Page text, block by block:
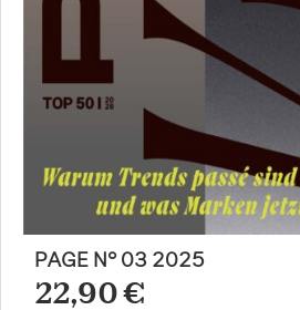
PAGE N° 03 2025
22,90 €